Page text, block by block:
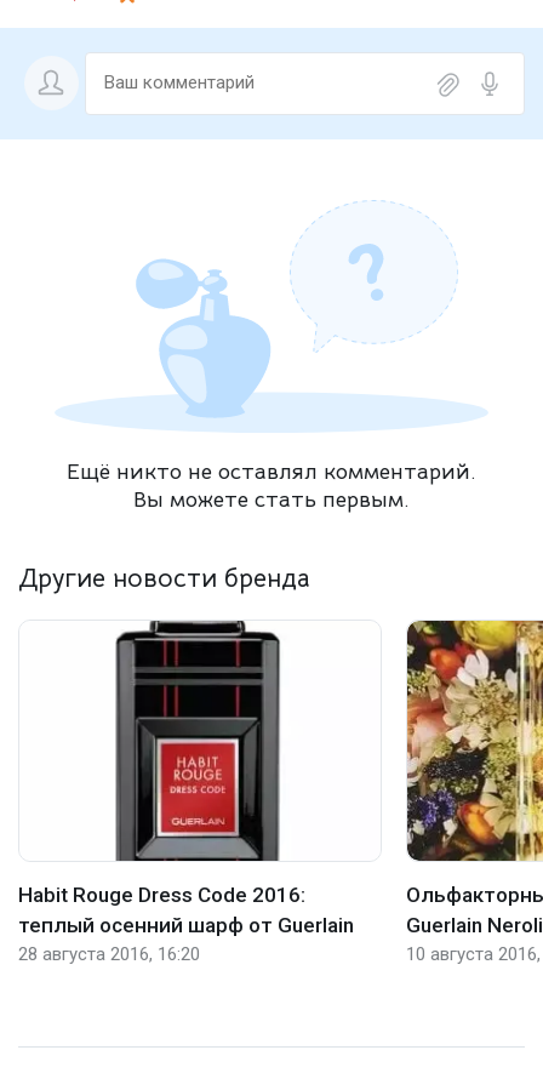
Ещё никто не оставлял комментарий.
Вы можете стать первым.
Другие новости бренда
Habit Rouge Dress Code 2016:
теплый осенний шарф от Guerlain
28 августа 2016, 16:20
Guerlain
10 августа